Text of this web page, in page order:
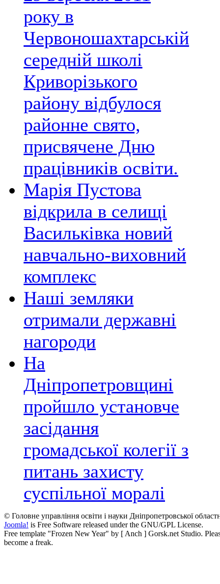
року в
Червоношахтарській
середній школі
Криворізького
району відбулося
районне свято,
присвячене Дню
працівників освіти.
Марія Пустова
відкрила в селищі
Васильківка новий
навчально-виховний
комплекс
Наші земляки
отримали державні
нагороди
На
Дніпропетровщині
пройшло установче
засідання
громадської колегії з
питань захисту
суспільної моралі
© Головне управління освіти і науки Дніпропетровської
Joomla! is Free Software released under the GNU/GPL License.
Free template "Frozen New Year" by [ Anch ] Gorsk.net Studio.
become a freak.